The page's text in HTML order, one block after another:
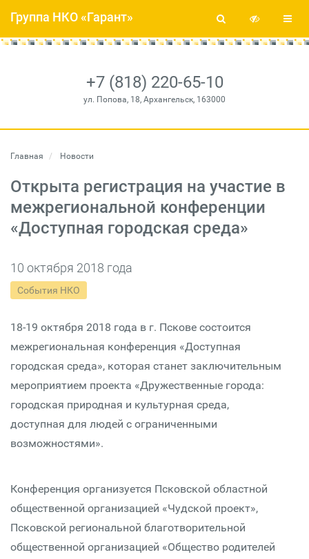
+7 (818) 220-65-10
ул. Попова, 18, Архангельск, 163000
Группа НКО «Гарант»
Главная Новости
Открыта регистрация на участие в
межрегиональной конференции
«Доступная городская среда»
10 октября 2018 года
События НКО
18-19 октября 2018 года в г. Пскове состоится
межрегиональная конференция «Доступная
городская среда», которая станет заключительным
мероприятием проекта «Дружественные города:
городская природная и культурная среда,
доступная для людей с ограниченными
возможностями».
Конференция организуется Псковской областной
общественной организацией «Чудской проект»,
Псковской региональной благотворительной
общественной организацией «Общество родителей